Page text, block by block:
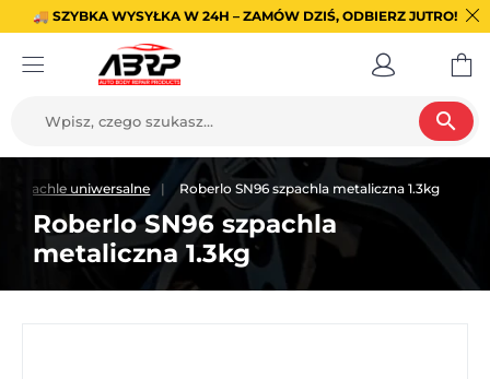
🚚 SZYBKA WYSYŁKA W 24H – ZAMÓW DZIŚ, ODBIERZ JUTRO!
search
Szpachle uniwersalne Roberlo SN96 szpachla metaliczna 1.3kg
Roberlo SN96 szpachla
metaliczna 1.3kg